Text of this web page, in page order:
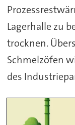
Lagerhalle zu
trocknen.
Schmelzöfen
des